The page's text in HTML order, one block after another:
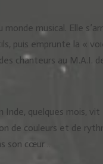
musical. Elle
puis emprunte la «
chanteurs au M.A.I.
Inde, quelques mois,
de couleurs et de
son cœur…